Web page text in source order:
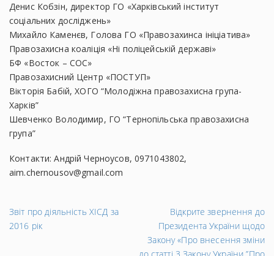
Денис Кобзін, директор ГО «Харківський інститут
соціальних досліджень»
Михайло Каменєв, Голова ГО «Правозахинса ініціатива»
Правозахисна коаліція «Ні поліцейській державі»
БФ «Восток – СОС»
Правозахисний Центр «ПОСТУП»
Вікторія Бабій, ХОГО “Молодіжна правозахисна група-
Харків”
Шевченко Володимир, ГО “Тернопільська правозахисна
група”
Контакти: Андрій Черноусов, 0971043802,
aim.chernousov@gmail.com
←
Попередній
Звіт про діяльність ХІСД за
2016 рік
→
Відкрите звернення до
Президента України щодо
Закону «Про внесення зміни